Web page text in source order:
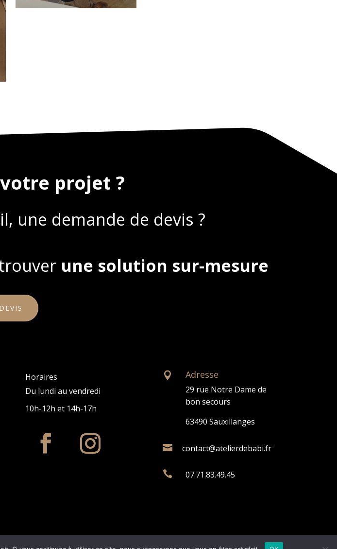
projet ?
une demande de devis ?
une solution sur-mesure
DEVIS
Horaires
Du lundi au vendredi
10h-12h et 14h-17h
 Adresse
29 rue Notre Dame de
bon secours
63490 Sauxillanges
 contact@atelierdebabi.fr
 07.71.83.49.45